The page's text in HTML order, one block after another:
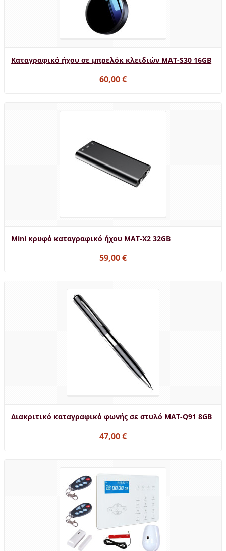
Καταγραφικό ήχου σε μπρελόκ κλειδιών MAT-S30 16GB
60,00 €
Mini κρυφό καταγραφικό ήχου MAT-X2 32GB
59,00 €
Διακριτικό καταγραφικό φωνής σε στυλό MAT-Q91 8GB
47,00 €